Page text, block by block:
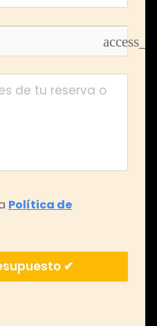
Política de
✔